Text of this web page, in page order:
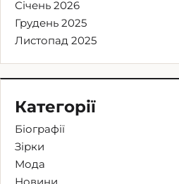
Січень 2026
Грудень 2025
Листопад 2025
Категорії
Біографії
Зірки
Мода
Новини